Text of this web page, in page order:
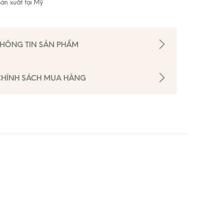
xuất tại Mỹ
TIN SẢN PHẨM
SÁCH MUA HÀNG